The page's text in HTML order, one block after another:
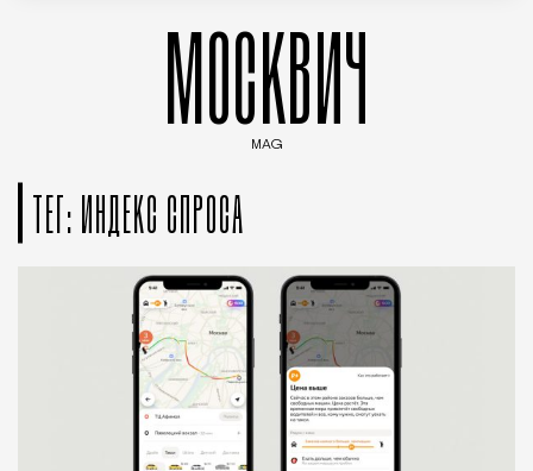
МОСКВИЧ
MAG
ТЕГ: ИНДЕКС СПРОСА